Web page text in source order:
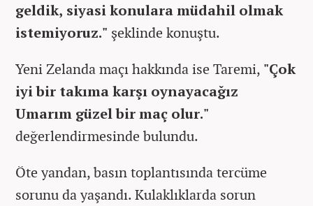
geldik, siyasi konulara müdahil olmak
istemiyoruz." şeklinde konuştu.
Yeni Zelanda maçı hakkında ise Taremi, "Çok
iyi bir takıma karşı oynayacağız
Umarım güzel bir maç olur."
değerlendirmesinde bulundu.
Öte yandan, basın toplantısında tercüme
sorunu da yaşandı. Kulaklıklarda sorun